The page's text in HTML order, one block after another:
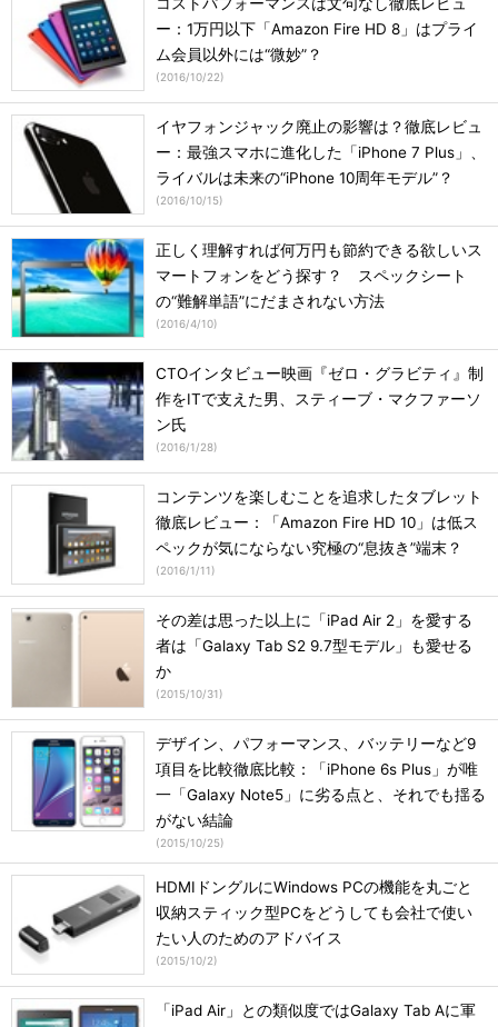
ー：1万円以下「Amazon Fire HD 8」はプライ
ム会員以外には“微妙”？
(2016/10/22)
イヤフォンジャック廃止の影響は？徹底レビュ
ー：最強スマホに進化した「iPhone 7 Plus」、
ライバルは未来の“iPhone 10周年モデル”？
(2016/10/15)
正しく理解すれば何万円も節約できる欲しいス
マートフォンをどう探す？ スペックシート
の“難解単語”にだまされない方法
(2016/4/10)
CTOインタビュー映画『ゼロ・グラビティ』制
作をITで支えた男、スティーブ・マクファーソ
ン氏
(2016/1/28)
コンテンツを楽しむことを追求したタブレット
徹底レビュー：「Amazon Fire HD 10」は低ス
ペックが気にならない究極の“息抜き”端末？
(2016/1/11)
その差は思った以上に「iPad Air 2」を愛する
者は「Galaxy Tab S2 9.7型モデル」も愛せる
か
(2015/10/31)
デザイン、パフォーマンス、バッテリーなど9
項目を比較徹底比較：「iPhone 6s Plus」が唯
一「Galaxy Note5」に劣る点と、それでも揺る
がない結論
(2015/10/25)
HDMIドングルにWindows PCの機能を丸ごと
収納スティック型PCをどうしても会社で使い
たい人のためのアドバイス
(2015/10/2)
「iPad Air」との類似度ではGalaxy Tab Aに軍